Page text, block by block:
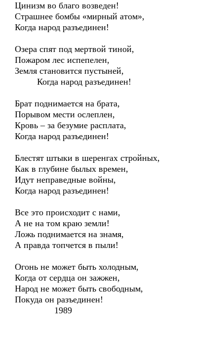
Цинизм во благо возведен!
Страшнее бомбы «мирный атом»,
Когда народ разъединен!
Озера спят под мертвой тиной,
Пожаром лес испепелен,
Земля становится пустыней,
Когда народ разъединен!
Брат поднимается на брата,
Порывом мести ослеплен,
Кровь – за безумие расплата,
Когда народ разъединен!
Блестят штыки в шеренгах стройных,
Как в глубине былых времен,
Идут неправедные войны,
Когда народ разъединен!
Все это происходит с нами,
А не на том краю земли!
Ложь поднимается на знамя,
А правда топчется в пыли!
Огонь не может быть холодным,
Когда от сердца он зажжен,
Народ не может быть свободным,
Покуда он разъединен!
1989